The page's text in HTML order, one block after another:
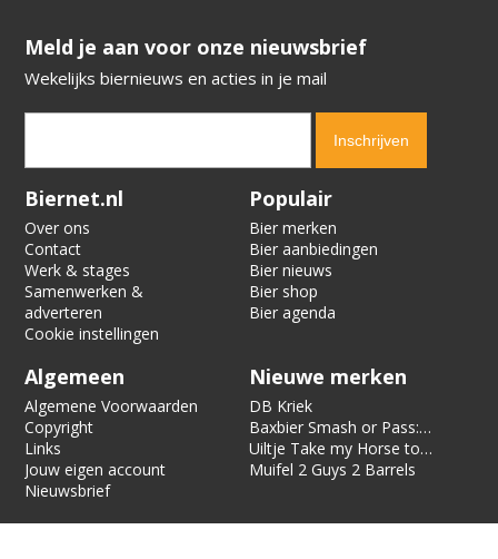
​​​​​​​Meld je aan voor onze nieuwsbrief
Wekelijks biernieuws en acties in je mail
Verification code:
Biernet.nl
Over ons
Contact
Werk & stages
Samenwerken &
adverteren
Cookie instellingen
Populair
Bier merken
Bier aanbiedingen
Bier nieuws
Bier shop
Bier agenda
Algemeen
Algemene Voorwaarden
Copyright
Links
Jouw eigen account
Nieuwsbrief
Nieuwe merken
DB Kriek
Baxbier Smash or Pass:
Strata
Uiltje Take my Horse to
the Hotel Room
Muifel 2 Guys 2 Barrels